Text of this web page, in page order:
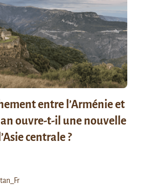
entre l’Arménie et
ouvre-t-il une nouvelle
centrale ?